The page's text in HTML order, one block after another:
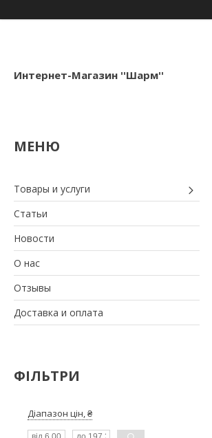
Интернет-Магазин ''Шарм''
Товары и услуги
Статьи
Новости
О нас
Отзывы
Доставка и оплата
ФІЛЬТРИ
Діапазон цін, ₴